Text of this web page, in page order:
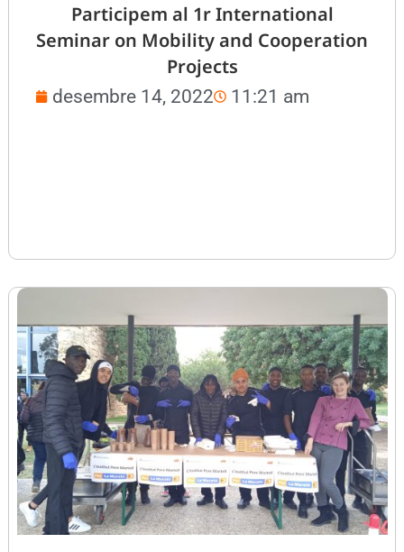
Participem al 1r International
Seminar on Mobility and Cooperation
Projects
desembre 14, 2022 11:21 am